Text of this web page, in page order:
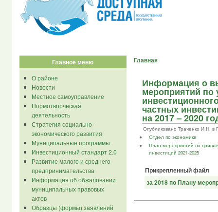
Главное меню
О районе
Новости
Местное самоуправление
Нормотворческая
деятельность
Стратегия социально-
экономического развития
Муниципальные программы
Инвестиционный стандарт 2.0
Развитие малого и среднего
предпринимательства
Информация об обжаловании
муниципальных правовых
актов
Образцы (формы) заявлений
Главная
Информация о
мероприятий
частных
на 2017 – 2020
Опубликовано Траченко И.Н. в
Отдел по экономике
План мероприятий по
инвестиций 2021-2025
Прикрепленный файл
за 2018 по Плану